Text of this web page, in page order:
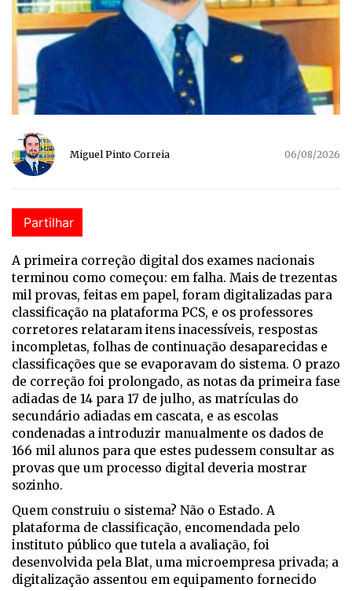
Miguel Pinto Correia 06/08/2026
Partilhar
A primeira correção digital dos exames nacionais
terminou como começou: em falha. Mais de trezentas
mil provas, feitas em papel, foram digitalizadas para
classificação na plataforma PCS, e os professores
corretores relataram itens inacessíveis, respostas
incompletas, folhas de continuação desaparecidas e
classificações que se evaporavam do sistema. O prazo
de correção foi prolongado, as notas da primeira fase
adiadas de 14 para 17 de julho, as matrículas do
secundário adiadas em cascata, e as escolas
condenadas a introduzir manualmente os dados de
166 mil alunos para que estes pudessem consultar as
provas que um processo digital deveria mostrar
sozinho.
Quem construiu o sistema? Não o Estado. A
plataforma de classificação, encomendada pelo
instituto público que tutela a avaliação, foi
desenvolvida pela Blat, uma microempresa privada; a
digitalização assentou em equipamento fornecido